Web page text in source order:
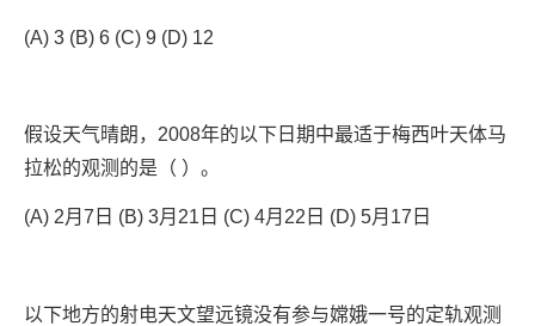
(A) 3 (B) 6 (C) 9 (D) 12
假设天气晴朗，2008年的以下日期中最适于梅西叶天体马
拉松的观测的是（ ）。
(A) 2月7日 (B) 3月21日 (C) 4月22日 (D) 5月17日
以下地方的射电天文望远镜没有参与嫦娥一号的定轨观测